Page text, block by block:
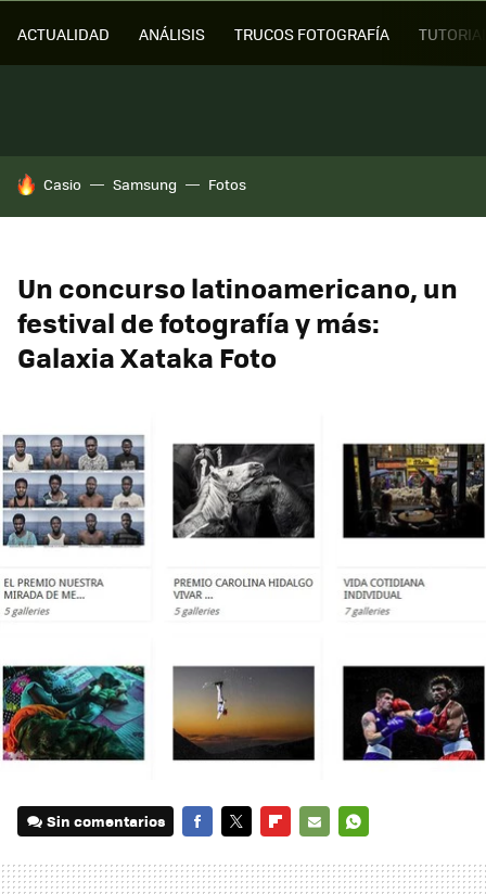
ACTUALIDAD ANÁLISIS TRUCOS FOTOGRAFÍA
HOY SE HABLA DE
Casio Samsung Fotos
Un concurso latinoamericano, un
festival de fotografía y más:
Galaxia Xataka Foto
Sin comentarios
MAIL